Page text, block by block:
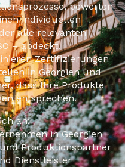
bewerten
individuellen
alle relevanten
– abdeckt.
Zertifizierungen
in Georgien und
dass Ihre Produkte
entsprechen.
an:
in Georgien
Produktionspartner
Dienstleister